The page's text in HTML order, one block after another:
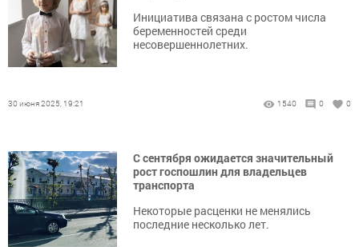
Инициатива связана с ростом числа
беременностей среди
несовершеннолетних.
30 июня 2025, 19:21 1540 0 0
С сентября ожидается значительный
рост госпошлин для владельцев
транспорта
Некоторые расценки не менялись
последние несколько лет.